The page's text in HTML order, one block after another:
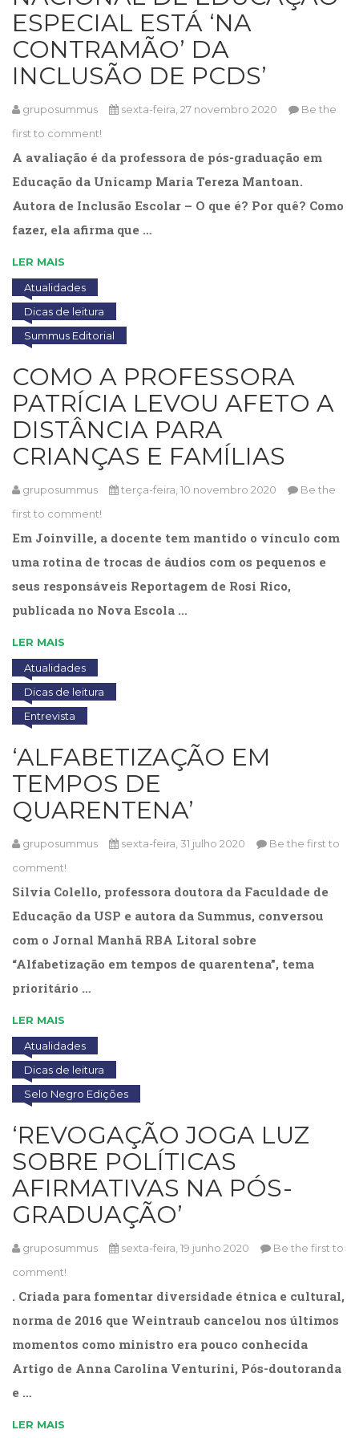
Educação
(278)
Especial
Fisioterapia
(47)
Fonoaudiologia
Gestalt-
terapia
(93)
Jornalismo
(57)
LGBTQIA+
(66)
Literatura
Erótica
(11)
Ficção,
Ensaios
(69)
Obras
de
referência
(48)
(Programação
Neurolingüística)
(41)
(200)
Psicologia,
(799)
Publicidade,
Propaganda
e
Marketing
Puericultura
(23)
Rádio
(8)
Relações
Públicas
Comunicação
Empresarial
(31)
Espiritualidade,
Filosofia
(63)
(132)
Sem
categoria
(0)
Televisão
(22)
africanos
(30)
Ocupacional
(21)
e
Turismo
(1)
Prática
(32)
ESPECIAL ESTÁ ‘NA
CONTRAMÃO’ DA
INCLUSÃO DE PCDS’
gruposummus sexta-feira, 27 novembro 2020
Be the
first to comment!
A avaliação é da professora de pós-graduação em
Educação da Unicamp Maria Tereza Mantoan.
Autora de Inclusão Escolar – O que é? Por quê? Como
fazer, ela afirma que …
LER MAIS
Atualidades
Dicas de leitura
Summus Editorial
COMO A PROFESSORA
PATRÍCIA LEVOU AFETO A
DISTÂNCIA PARA
CRIANÇAS E FAMÍLIAS
gruposummus terça-feira, 10 novembro 2020
Be the
first to comment!
Em Joinville, a docente tem mantido o vínculo com
uma rotina de trocas de áudios com os pequenos e
seus responsáveis Reportagem de Rosi Rico,
publicada no Nova Escola …
LER MAIS
Atualidades
Dicas de leitura
Entrevista
‘ALFABETIZAÇÃO EM
TEMPOS DE
QUARENTENA’
gruposummus sexta-feira, 31 julho 2020
Be the first to
comment!
Silvia Colello, professora doutora da Faculdade de
Educação da USP e autora da Summus, conversou
com o Jornal Manhã RBA Litoral sobre
“Alfabetização em tempos de quarentena”, tema
prioritário …
LER MAIS
Atualidades
Dicas de leitura
Selo Negro Edições
‘REVOGAÇÃO JOGA LUZ
SOBRE POLÍTICAS
AFIRMATIVAS NA PÓS-
GRADUAÇÃO’
gruposummus sexta-feira, 19 junho 2020
Be the first to
comment!
. Criada para fomentar diversidade étnica e cultural,
norma de 2016 que Weintraub cancelou nos últimos
momentos como ministro era pouco conhecida
Artigo de Anna Carolina Venturini, Pós-doutoranda
e …
LER MAIS